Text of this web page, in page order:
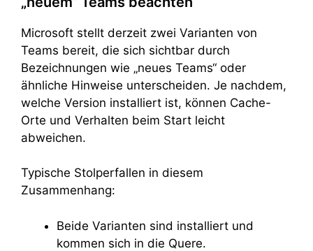
Microsoft stellt derzeit zwei Varianten von
Teams bereit, die sich sichtbar durch
Bezeichnungen wie „neues Teams“ oder
ähnliche Hinweise unterscheiden. Je nachdem,
welche Version installiert ist, können Cache-
Orte und Verhalten beim Start leicht
abweichen.
Typische Stolperfallen in diesem
Zusammenhang:
Beide Varianten sind installiert und
kommen sich in die Quere.